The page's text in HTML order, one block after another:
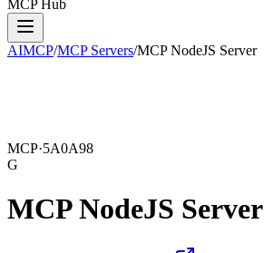
MCP Hub
AIMCP/MCP Servers/MCP NodeJS Server
MCP·5A0A98
G
MCP NodeJS Server